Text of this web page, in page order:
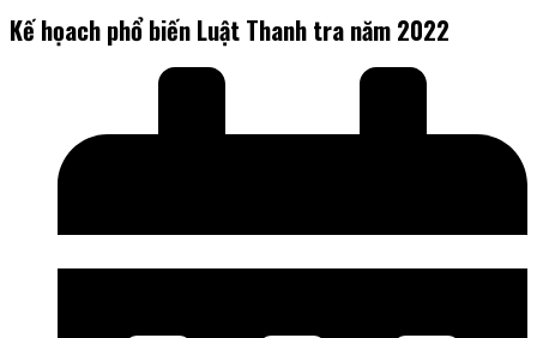
Kế họach phổ biến Luật Thanh tra năm 2022